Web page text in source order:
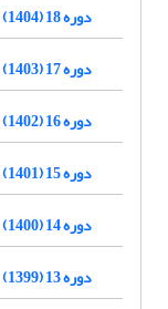
دوره 18 (1404)
دوره 17 (1403)
دوره 16 (1402)
دوره 15 (1401)
دوره 14 (1400)
دوره 13 (1399)